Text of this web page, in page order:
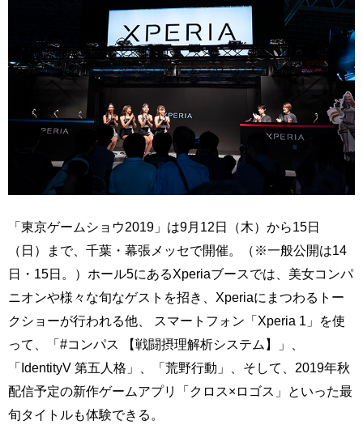
「東京ゲームショウ2019」は9月12日（木）から15日
（日）まで、千葉・幕張メッセで開催。（※一般公開は14
日・15日。）ホール5にあるXperiaブースでは、美女コンパ
ニオンや様々な旬なゲストを招き、Xperiaにまつわるトー
クショーが行われる他、 スマートフォン「Xperia 1」を使
って、「#コンパス 【戦闘摂理解析システム】」、
「IdentityV 第五人格」、「荒野行動」、そして、2019年秋
配信予定の新作ゲームアプリ「クロス×ロゴス」といった最
旬タイトルも体験できる。